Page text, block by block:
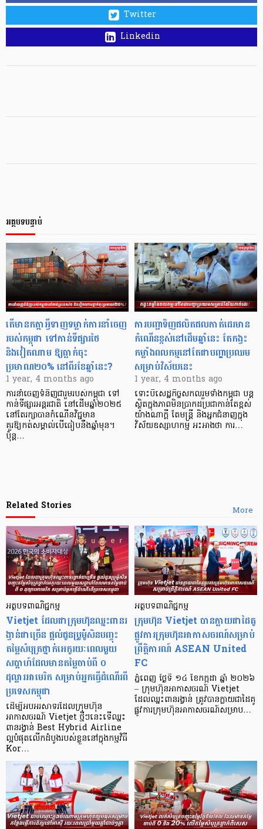
Twitter
Linkedin
អត្ថបទបន្ទាប់
តើមានកត្តាអ្វីទាញទម្លាក់ការនាំចេញ
របស់កម្ពុជា ទៅកាន់ទីផ្សារថៃ
និងវៀតណាម ឱ្យធ្លាក់ចុះ
ប្រមាណ២០% នៅពីរខែឆ្នាំនេះ?
1 year, 4 months ago
ការនាំចេញទំនិញជារួមរបស់កម្ពុជា ទៅ
កាន់ទីផ្សារអន្តរជាតិ នៅដើមឆ្នាំ២០២៥
នៅតែរក្សាបានកំណើនវិជ្ជមាន
គួរឱ្យកត់សម្គាល់បើធៀបនឹងឆ្នាំមុន។
ប៉ុន្ត…
ការបញ្ជាទិញផលិតផលកាត់ដេរមាន
កំណើនខ្ពស់នៅដើមឆ្នាំនេះ តែកង្វះ
កម្លាំងពលកម្មនៅតែជាបញ្ហាប្រឈម
សម្រាប់វិស័យនេះ
1 year, 4 months ago
ទោះបីសេដ្ឋកិច្ចសកលរួមទាំងកម្ពុជា បន្ត
ស្ថិតក្នុងភាពមិនប្រាកដប្រជាកាន់តែខ្ពស់
យ៉ាងណាក្តី តែមន្ត្រី និងអ្នកជំនាញក្នុង
វិស័យឧស្សាហកម្ម អះអាងថា ការ…
More
Related Stories
អត្ថបទពាណិជ្ជកម្ម
Vietjet ដែលជាក្រុមហ៊ុនឈ្នះពានរ
ង្វាន់ជាច្រើន ផ្តល់ជូនប្រូម៉ូសិនបញ្ចុះ
តម្លៃសំបុត្រថ្នាក់អេកូរយៈពេលមួយ
សប្តាហ៍ដែលមានតម្លៃចាប់ពី ០
ដុល្លារអាមេរិក​ សម្រាប់អ្នកធ្វើដំណើរពី
ប្រទេសកម្ពុជា
ដើម្បីអបអរសាទរដែលក្រុមហ៊ុន
អាកាសចរណ៍ Vietjet ថ្មីៗនេះទើឈ្នះ
ពានរង្វាន់ Best Hybrid Airline
ល្អបំផុតលើកដំបូងរបស់ខ្លួននៅក្នុងកម្មវិធី
Kor…
អត្ថបទពាណិជ្ជកម្ម
ក្រុមហ៊ុន Vietjet បានក្លាយជាដៃគូ
ផ្លូវការក្រុមហ៊ុនអាកាសចរណ៍សម្រាប់
ព្រឹត្តិការណ៍ ASEAN United
FC
ភ្នំពេញ ថ្ងៃទី ១៤ ខែកក្កដា ឆ្នាំ ២០២៦
– ក្រុមហ៊ុនអាកាសចរណ៍ Vietjet
ដែលឈ្នះពានរង្វាន់ ត្រូវបានក្លាយជាដៃគូ
ផ្លូវការក្រុមហ៊ុនអាកាសចរណ៍សម្រាប…